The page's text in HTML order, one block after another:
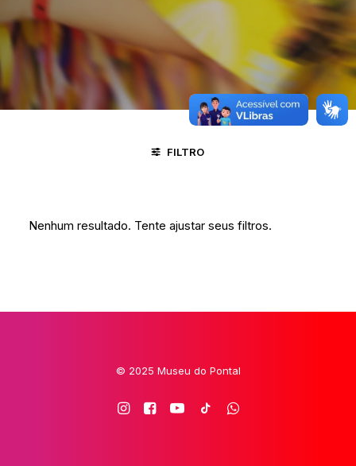
FILTRO
Nenhum resultado. Tente ajustar seus filtros.
© 2025 Museu do Pontal